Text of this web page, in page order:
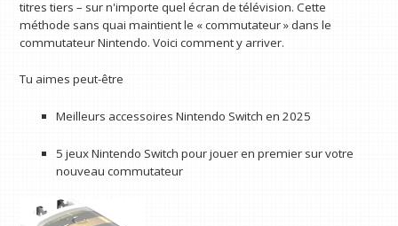
titres tiers – sur n'importe quel écran de télévision. Cette
méthode sans quai maintient le « commutateur » dans le
commutateur Nintendo. Voici comment y arriver.
Tu aimes peut-être
Meilleurs accessoires Nintendo Switch en 2025
5 jeux Nintendo Switch pour jouer en premier sur votre
nouveau commutateur